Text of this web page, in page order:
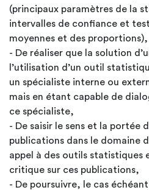
(principaux paramètres de la
intervalles de confiance et
moyennes et des proportions),
- De réaliser que la solution
l’utilisation d’un outil
un spécialiste interne ou
mais en étant capable de
ce spécialiste,
- De saisir le sens et la portée
publications dans le domaine
appel à des outils statistiques
critique sur ces publications,
- De poursuivre, le cas